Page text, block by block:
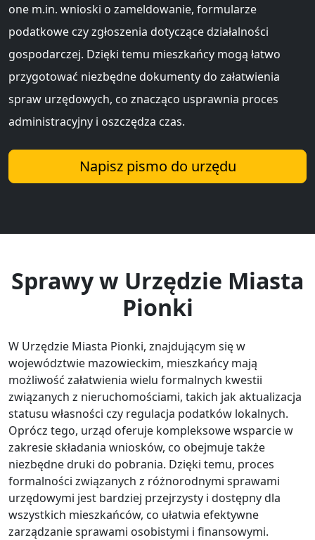
one m.in. wnioski o zameldowanie, formularze
podatkowe czy zgłoszenia dotyczące działalności
gospodarczej. Dzięki temu mieszkańcy mogą łatwo
przygotować niezbędne dokumenty do załatwienia
spraw urzędowych, co znacząco usprawnia proces
administracyjny i oszczędza czas.
Napisz pismo do urzędu
Sprawy w Urzędzie Miasta
Pionki
W Urzędzie Miasta Pionki, znajdującym się w
województwie mazowieckim, mieszkańcy mają
możliwość załatwienia wielu formalnych kwestii
związanych z nieruchomościami, takich jak aktualizacja
statusu własności czy regulacja podatków lokalnych.
Oprócz tego, urząd oferuje kompleksowe wsparcie w
zakresie składania wniosków, co obejmuje także
niezbędne druki do pobrania. Dzięki temu, proces
formalności związanych z różnorodnymi sprawami
urzędowymi jest bardziej przejrzysty i dostępny dla
wszystkich mieszkańców, co ułatwia efektywne
zarządzanie sprawami osobistymi i finansowymi.